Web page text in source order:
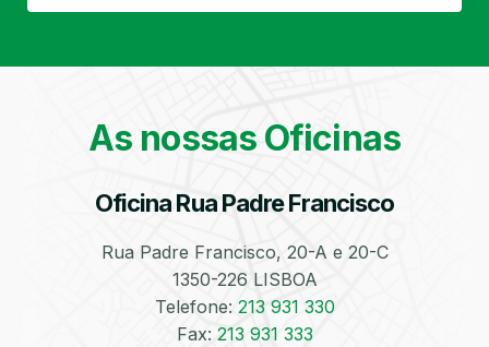
As nossas Oficinas
Oficina Rua Padre Francisco
Rua Padre Francisco, 20-A e 20-C
1350-226 LISBOA
Telefone: 213 931 330
Fax: 213 931 333
Bate-Chapas
Higienização e
Automóvel